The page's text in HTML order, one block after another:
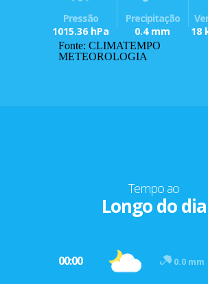
Pressão
1015.36 hPa
Precipitação
0.4 mm
18
Fonte: CLIMATEMPO
METEOROLOGIA
Tempo ao
Longo do dia
00:00 0.0 mm